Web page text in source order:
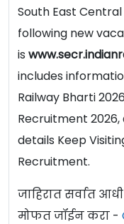
South East
following new
is
includes
Railway Bharti
Recruitment 2026,
details Keep
Recruitment.
जाहिरात सर्वात
मोफत जॉईन करा -